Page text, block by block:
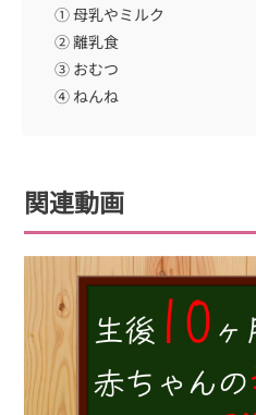
① 母乳やミルク
② 離乳食
③ おむつ
④ ねんね
関連動画